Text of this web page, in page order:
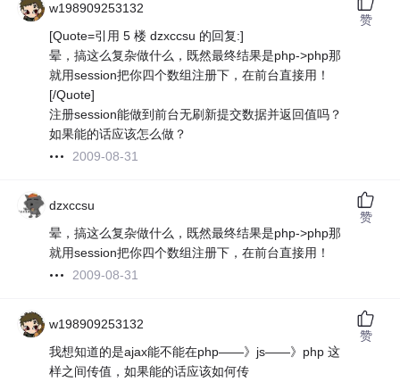
w198909253132
[Quote=引用 5 楼 dzxccsu 的回复:]
晕，搞这么复杂做什么，既然最终结果是php->php那
就用session把你四个数组注册下，在前台直接用！
[/Quote]
注册session能做到前台无刷新提交数据并返回值吗？
如果能的话应该怎么做？
2009-08-31
赞
dzxccsu
晕，搞这么复杂做什么，既然最终结果是php->php那
就用session把你四个数组注册下，在前台直接用！
2009-08-31
赞
w198909253132
我想知道的是ajax能不能在php——》js——》php 这
样之间传值，如果能的话应该如何传
赞